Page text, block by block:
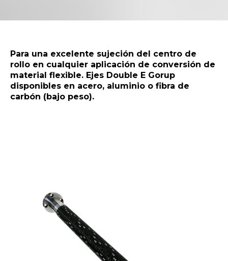
Para una excelente sujeción del centro de
rollo en cualquier aplicación de conversión de
material flexible. Ejes Double E Gorup
disponibles en acero, aluminio o fibra de
carbón (bajo peso).